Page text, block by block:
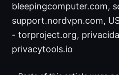
bleepingcomputer.com,
support.nordvpn.com,
- torproject.org,
privacytools.io